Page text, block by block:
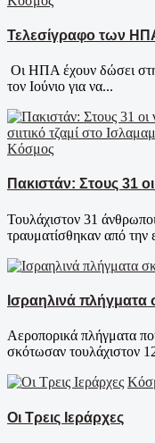
Τελεσίγραφο των
Οι ΗΠΑ έχουν δώσει
τον Ιούνιο για να...
Κόσμος
Πακιστάν: Στους 31
Τουλάχιστον 31
τραυματίσθηκαν από την
Ισραηλινά
Αεροπορικά πλήγματα
σκότωσαν τουλάχιστον
Οι Τρεις Ιεράρχες